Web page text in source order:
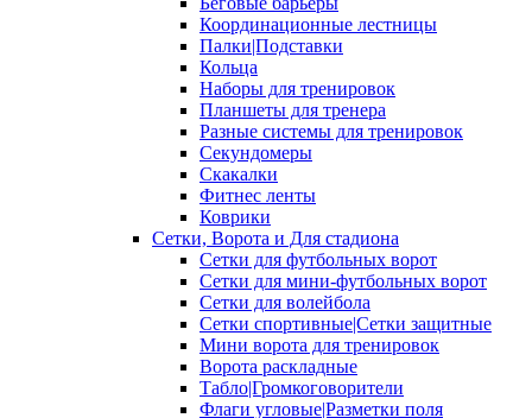
Координационные лестницы
Палки|Подставки
Кольца
Наборы для тренировок
Планшеты для тренера
Разные системы для тренировок
Секундомеры
Скакалки
Фитнес ленты
Коврики
Сетки, Ворота и Для стадиона
Сетки для футбольных ворот
Сетки для мини-футбольных ворот
Сетки для волейбола
Сетки спортивные|Сетки защитные
Мини ворота для тренировок
Ворота раскладные
Табло|Громкоговорители
Флаги угловые|Разметки поля